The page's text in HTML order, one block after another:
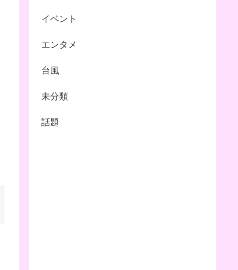
イベント
エンタメ
台風
未分類
話題